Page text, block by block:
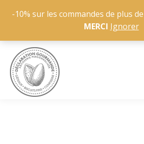
-10% sur les commandes de plus
MERCI Ignorer